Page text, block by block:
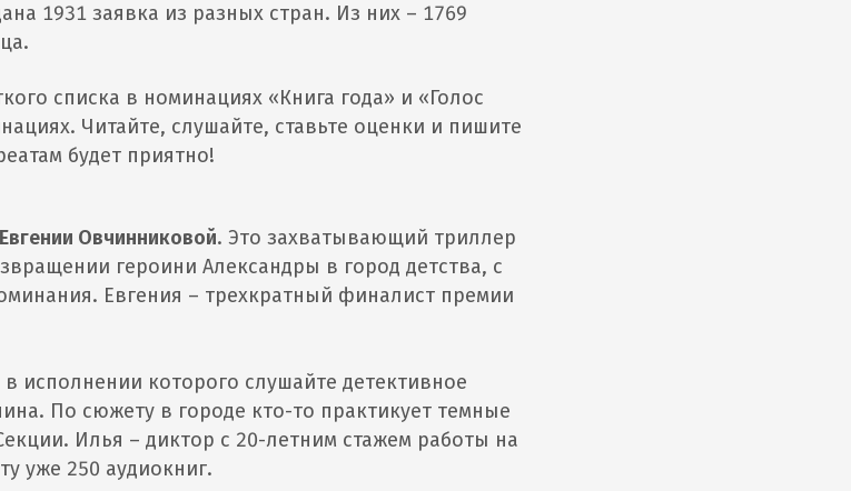
1931 заявка из разных стран. Из них – 1769
списка в номинациях «Книга года» и «Голос
Читайте, слушайте, ставьте оценки и пишите
будет приятно!
Овчинниковой. Это захватывающий триллер
героини Александры в город детства, с
Евгения – трехкратный финалист премии
в исполнении которого слушайте детективное
По сюжету в городе кто-то практикует темные
Илья – диктор с 20-летним стажем работы на
уже 250 аудиокниг.